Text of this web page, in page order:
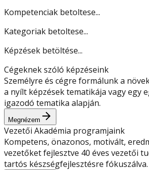
Kompetenciak betoltese...
Kategoriak betoltese...
Képzések betöltése...
Cégeknek szóló képzéseink
Személyre és cégre formálunk a
a nyílt képzések tematikája vagy egy
igazodó tematika alapján.
Megnézem
Vezetői Akadémia programjaink
Kompetens, önazonos, motivált,
vezetőket fejlesztve 40 éves vezetői
tartós készségfejlesztésre fókuszálva.